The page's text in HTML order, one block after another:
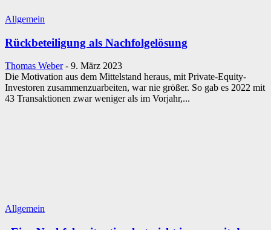
Allgemein
Rückbeteiligung als Nachfolgelösung
Thomas Weber - 9. März 2023
Die Motivation aus dem Mittelstand heraus, mit Private-Equity-
Investoren zusammenzuarbeiten, war nie größer. So gab es 2022 mit
43 Transaktionen zwar weniger als im Vorjahr,...
Allgemein